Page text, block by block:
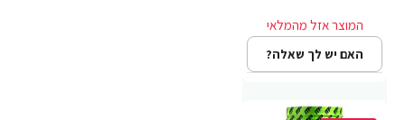
האם יש לך שאלה?